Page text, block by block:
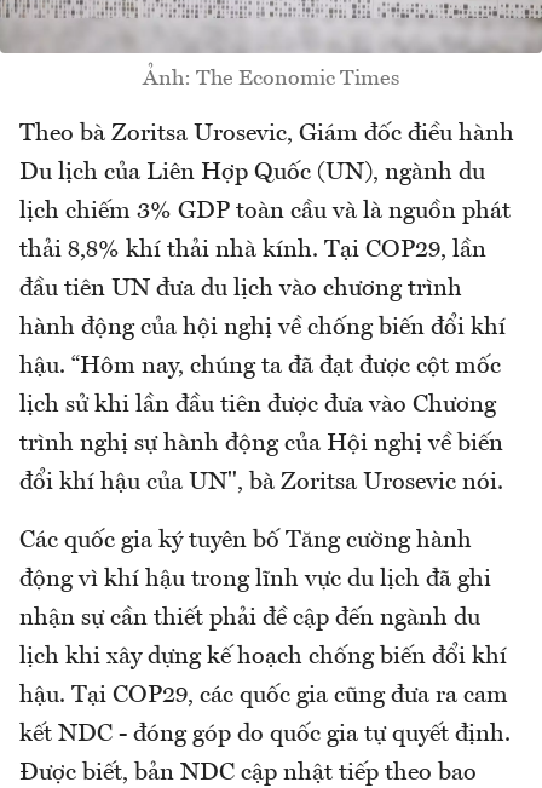
Ảnh: The Economic Times
Theo bà Zoritsa Urosevic, Giám đốc điều hành
Du lịch của Liên Hợp Quốc (UN), ngành du
lịch chiếm 3% GDP toàn cầu và là nguồn phát
thải 8,8% khí thải nhà kính. Tại COP29, lần
đầu tiên UN đưa du lịch vào chương trình
hành động của hội nghị về chống biến đổi khí
hậu. “Hôm nay, chúng ta đã đạt được cột mốc
lịch sử khi lần đầu tiên được đưa vào Chương
trình nghị sự hành động của Hội nghị về biến
đổi khí hậu của UN", bà Zoritsa Urosevic nói.
Các quốc gia ký tuyên bố Tăng cường hành
động vì khí hậu trong lĩnh vực du lịch đã ghi
nhận sự cần thiết phải đề cập đến ngành du
lịch khi xây dựng kế hoạch chống biến đổi khí
hậu. Tại COP29, các quốc gia cũng đưa ra cam
kết NDC - đóng góp do quốc gia tự quyết định.
Được biết, bản NDC cập nhật tiếp theo bao